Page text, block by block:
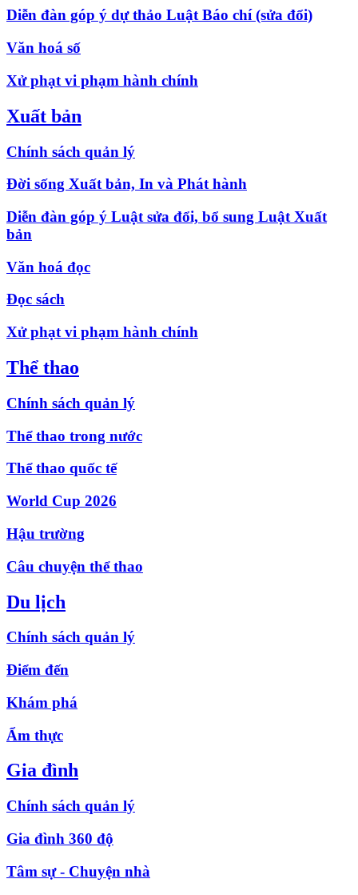
Diễn đàn góp ý dự thảo Luật Báo chí (sửa đổi)
Văn hoá số
Xử phạt vi phạm hành chính
Xuất bản
Chính sách quản lý
Đời sống Xuất bản, In và Phát hành
Diễn đàn góp ý Luật sửa đổi, bổ sung Luật Xuất
bản
Văn hoá đọc
Đọc sách
Xử phạt vi phạm hành chính
Thể thao
Chính sách quản lý
Thể thao trong nước
Thể thao quốc tế
World Cup 2026
Hậu trường
Câu chuyện thể thao
Du lịch
Chính sách quản lý
Điểm đến
Khám phá
Ẩm thực
Gia đình
Chính sách quản lý
Gia đình 360 độ
Tâm sự - Chuyện nhà